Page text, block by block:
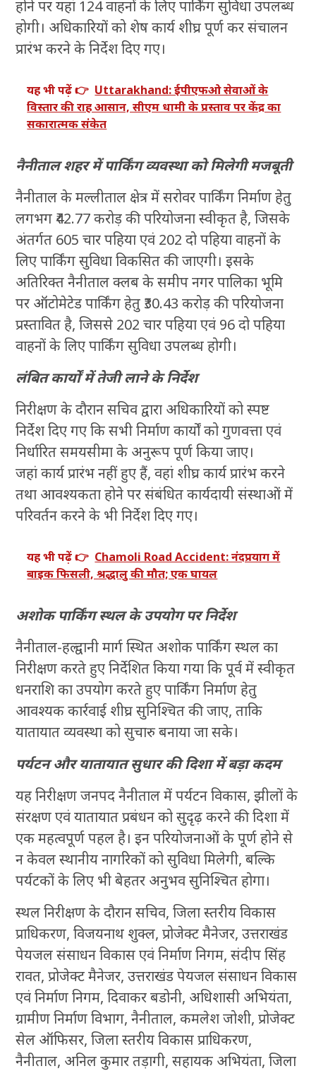
होने पर यहां 124 वाहनों के लिए पार्किंग सुविधा उपलब्ध
होगी। अधिकारियों को शेष कार्य शीघ्र पूर्ण कर संचालन
प्रारंभ करने के निर्देश दिए गए।
यह भी पढ़ें 👉 Uttarakhand: ईपीएफओ सेवाओं के
विस्तार की राह आसान, सीएम धामी के प्रस्ताव पर केंद्र का
सकारात्मक संकेत
नैनीताल शहर में पार्किंग व्यवस्था को मिलेगी मजबूती
नैनीताल के मल्लीताल क्षेत्र में सरोवर पार्किंग निर्माण हेतु
लगभग ₹42.77 करोड़ की परियोजना स्वीकृत है, जिसके
अंतर्गत 605 चार पहिया एवं 202 दो पहिया वाहनों के
लिए पार्किंग सुविधा विकसित की जाएगी। इसके
अतिरिक्त नैनीताल क्लब के समीप नगर पालिका भूमि
पर ऑटोमेटेड पार्किंग हेतु ₹30.43 करोड़ की परियोजना
प्रस्तावित है, जिससे 202 चार पहिया एवं 96 दो पहिया
वाहनों के लिए पार्किंग सुविधा उपलब्ध होगी।
लंबित कार्यों में तेजी लाने के निर्देश
निरीक्षण के दौरान सचिव द्वारा अधिकारियों को स्पष्ट
निर्देश दिए गए कि सभी निर्माण कार्यों को गुणवत्ता एवं
निर्धारित समयसीमा के अनुरूप पूर्ण किया जाए।
जहां कार्य प्रारंभ नहीं हुए हैं, वहां शीघ्र कार्य प्रारंभ करने
तथा आवश्यकता होने पर संबंधित कार्यदायी संस्थाओं में
परिवर्तन करने के भी निर्देश दिए गए।
यह भी पढ़ें 👉 Chamoli Road Accident: नंदप्रयाग में
बाइक फिसली, श्रद्धालु की मौत; एक घायल
अशोक पार्किंग स्थल के उपयोग पर निर्देश
नैनीताल-हल्द्वानी मार्ग स्थित अशोक पार्किंग स्थल का
निरीक्षण करते हुए निर्देशित किया गया कि पूर्व में स्वीकृत
धनराशि का उपयोग करते हुए पार्किंग निर्माण हेतु
आवश्यक कार्रवाई शीघ्र सुनिश्चित की जाए, ताकि
यातायात व्यवस्था को सुचारु बनाया जा सके।
पर्यटन और यातायात सुधार की दिशा में बड़ा कदम
यह निरीक्षण जनपद नैनीताल में पर्यटन विकास, झीलों के
संरक्षण एवं यातायात प्रबंधन को सुदृढ़ करने की दिशा में
एक महत्वपूर्ण पहल है। इन परियोजनाओं के पूर्ण होने से
न केवल स्थानीय नागरिकों को सुविधा मिलेगी, बल्कि
पर्यटकों के लिए भी बेहतर अनुभव सुनिश्चित होगा।
स्थल निरीक्षण के दौरान सचिव, जिला स्तरीय विकास
प्राधिकरण, विजयनाथ शुक्ल, प्रोजेक्ट मैनेजर, उत्तराखंड
पेयजल संसाधन विकास एवं निर्माण निगम, संदीप सिंह
रावत, प्रोजेक्ट मैनेजर, उत्तराखंड पेयजल संसाधन विकास
एवं निर्माण निगम, दिवाकर बडोनी, अधिशासी अभियंता,
ग्रामीण निर्माण विभाग, नैनीताल, कमलेश जोशी, प्रोजेक्ट
सेल ऑफिसर, जिला स्तरीय विकास प्राधिकरण,
नैनीताल, अनिल कुमार तड़ागी, सहायक अभियंता, जिला